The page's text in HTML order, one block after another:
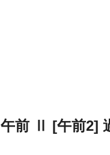
午前 Ⅱ [午前2]